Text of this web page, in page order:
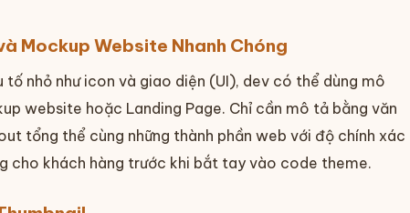
Mockup Website Nhanh Chóng
tố nhỏ như icon và giao diện (UI), dev có thể dùng mô
website hoặc Landing Page. Chỉ cần mô tả bằng văn
tổng thể cùng những thành phần web với độ chính xác
cho khách hàng trước khi bắt tay vào code theme.